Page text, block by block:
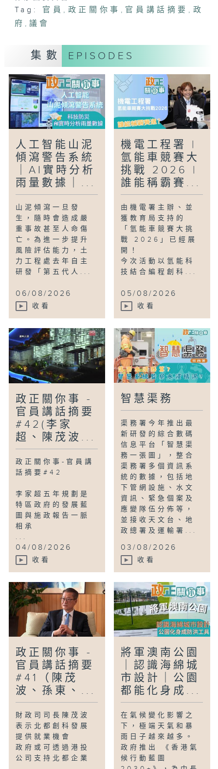
Tag: 官員 , 政正關你事 , 官員講話摘要 , 政
府 ,議會
集數 EPISODES
人工智能山泥
傾瀉警告系統
｜AI實時分析
雨量數據｜...
山泥傾瀉一旦發
生，隨時會造成嚴
重事故甚至人命傷
亡。為進一步提升
風險評估能力，土
力工程處去年自主
研發「第五代人...
06/08/2026
收看
機電工程署 |
氫能車競賽大
挑戰 2026 |
誰能稱霸賽...
由機電署主辦、並
獲教育局支持的
「氫能車競賽大挑
戰 2026」已經展
開！
今次活動以氫能科
技結合編程創科...
05/08/2026
收看
政正關你事 -
官員講話摘要
#42(李家
超、陳茂波...
政正關你事-官員講
話摘要#42
李家超五年規劃是
特區政府的發展藍
圖與施政報告一脈
相承
...
04/08/2026
收看
智慧渠務
渠務署今年推出最
新研發的綜合數碼
信息平台「智慧渠
務一張圖」，整合
渠務署多個資訊系
統的數據，包括地
下管網設施、水文
資訊、緊急個案及
應變隊伍分佈等，
並接收天文台、地
政總署及運輸署...
03/08/2026
收看
政正關你事 -
官員講話摘要
#41（陳茂
波、孫東、...
財政司司長陳茂波
表示北都創科發展
提供就業機會
政府或可透過港投
公司支持北都企業
將軍澳南公園
｜認識海綿城
市設計｜公園
都能化身成...
在氣候變化影響之
下，極端天氣和暴
雨日子越來越多。
政府推出 《香港氣
候行動藍圖